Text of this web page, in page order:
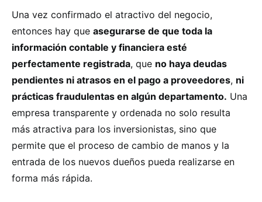
Una vez confirmado el atractivo del negocio,
entonces hay que asegurarse de que toda la
información contable y financiera esté
perfectamente registrada, que no haya deudas
pendientes ni atrasos en el pago a proveedores, ni
prácticas fraudulentas en algún departamento. Una
empresa transparente y ordenada no solo resulta
más atractiva para los inversionistas, sino que
permite que el proceso de cambio de manos y la
entrada de los nuevos dueños pueda realizarse en
forma más rápida.